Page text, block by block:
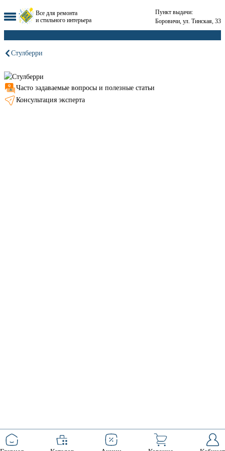
Все для ремонта
и стильного интерьера
Пункт выдачи:
Боровичи, ул. Тинская, 33
Стулберри
Часто задаваемые вопросы и полезные статьи
Консультация эксперта